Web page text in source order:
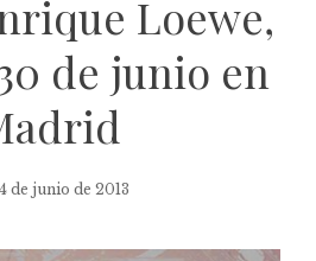
Loewe,
de junio en
de junio de 2013